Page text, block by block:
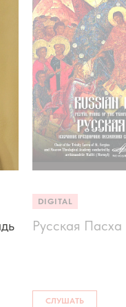
DIGITAL
Русская Пасха
СЛУШАТЬ